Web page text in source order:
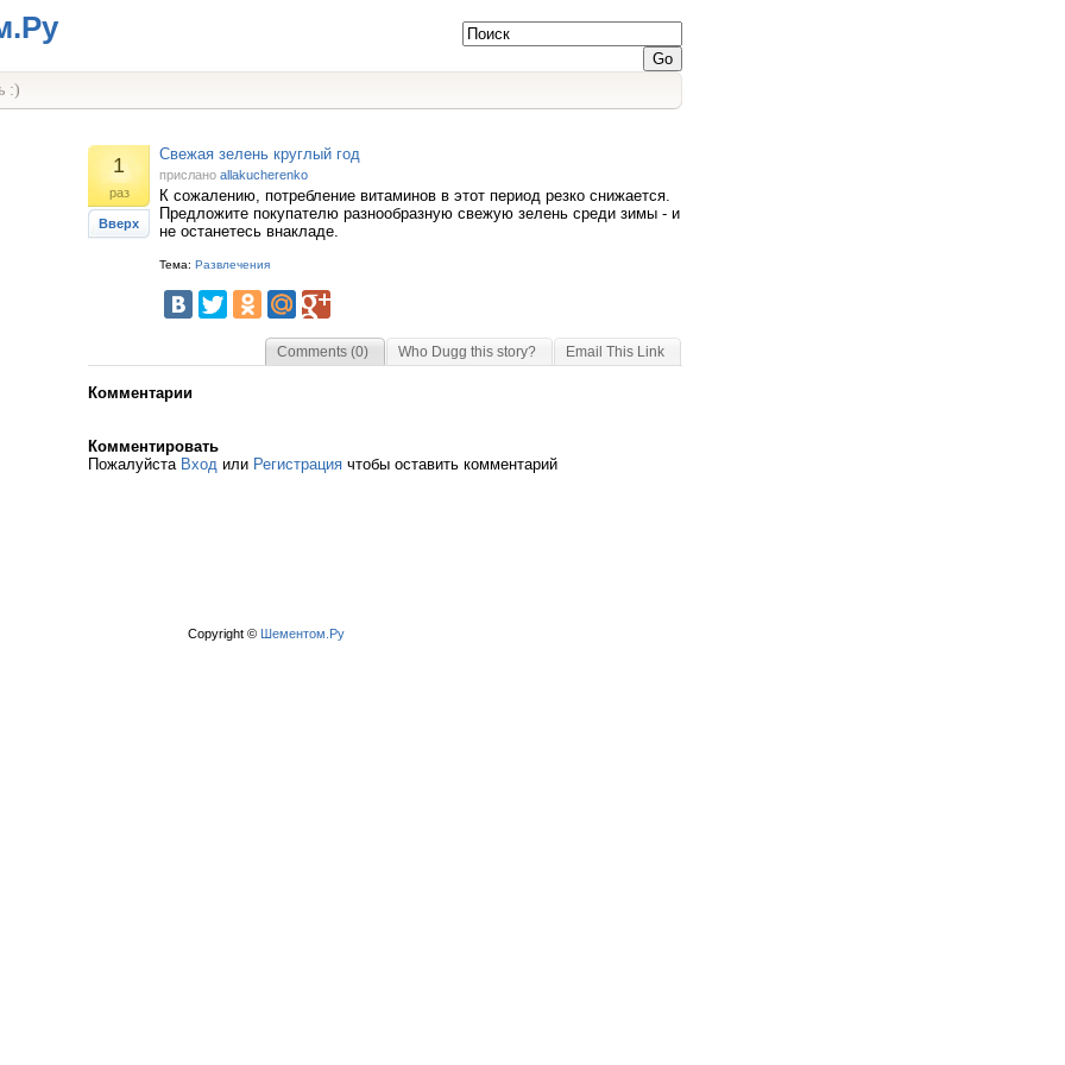
:)
1
раз
Вверх
Свежая зелень круглый год
прислано allakucherenko
К сожалению, потребление витаминов в этот период резко снижается.
Предложите покупателю разнообразную свежую зелень среди зимы - и
не останетесь внакладе.
Тема: Развлечения
Comments (0) Who Dugg this story? Email This Link
Комментарии
Комментировать
Пожалуйста Вход или Регистрация чтобы оставить комментарий
Copyright © Шементом.Ру